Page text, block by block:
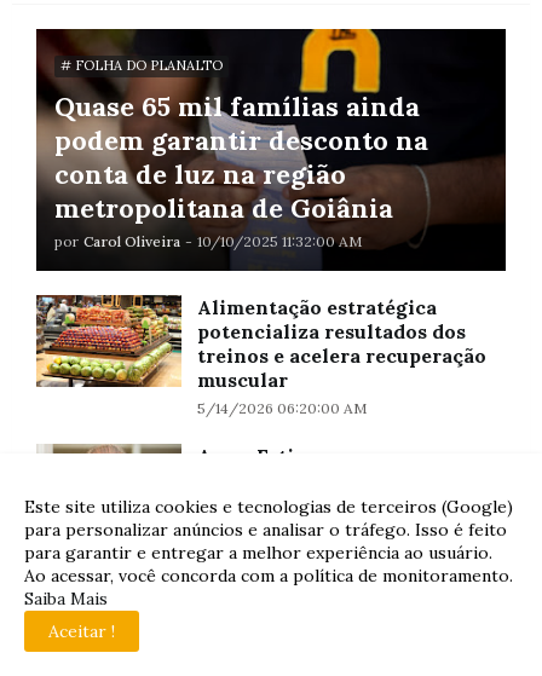
# FOLHA DO PLANALTO
Quase 65 mil famílias ainda
podem garantir desconto na
conta de luz na região
metropolitana de Goiânia
por Carol Oliveira - 10/10/2025 11:32:00 AM
Alimentação estratégica
potencializa resultados dos
treinos e acelera recuperação
muscular
5/14/2026 06:20:00 AM
Amor Fati
"Biossolucione a Agricultura"
Este site utiliza cookies e tecnologias de terceiros (Google)
para personalizar anúncios e analisar o tráfego. Isso é feito
para garantir e entregar a melhor experiência ao usuário.
Ao acessar, você concorda com a política de monitoramento.
Saiba Mais
Aceitar !